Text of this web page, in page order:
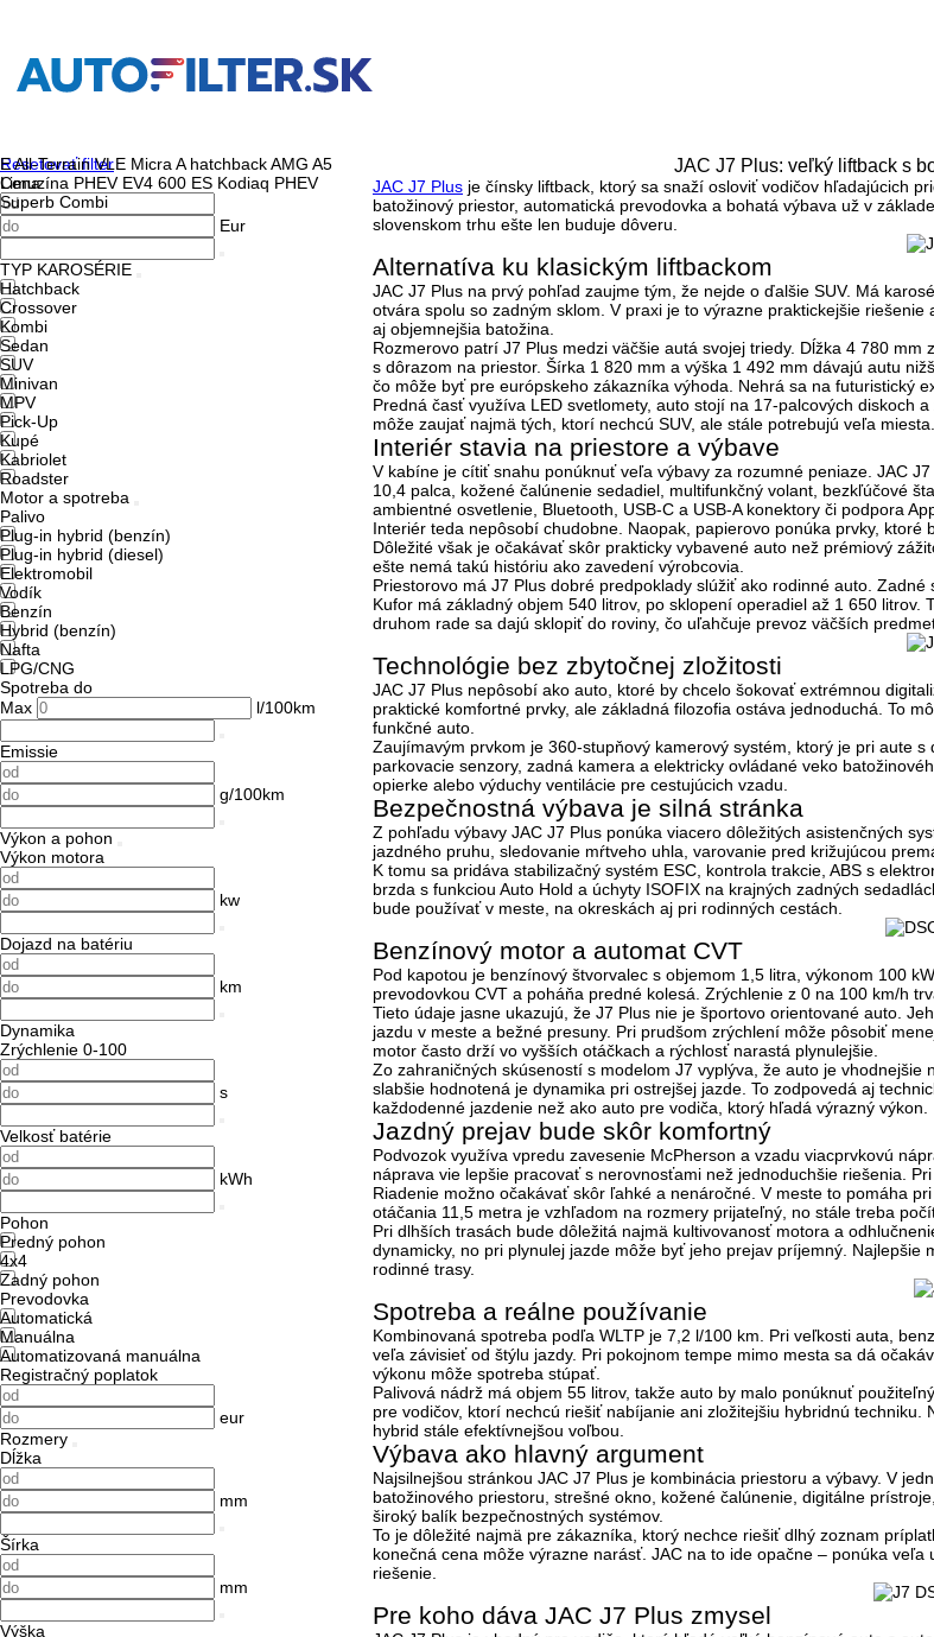
Resetovať filter
Cena
Eur
TYP KAROSÉRIE
Hatchback
Crossover
Kombi
Sedan
SUV
Minivan
MPV
Pick-Up
Kupé
Kabriolet
Roadster
Motor a spotreba
Palivo
Plug-in hybrid (benzín)
Plug-in hybrid (diesel)
Elektromobil
Vodík
Benzín
Hybrid (benzín)
Nafta
LPG/CNG
Spotreba do
Max
l/100km
Emissie
g/100km
Výkon a pohon
Výkon motora
kw
Dojazd na batériu
km
Dynamika
Zrýchlenie 0-100
s
Velkosť batérie
kWh
Pohon
Predný pohon
4x4
Zadný pohon
Prevodovka
Automatická
Manuálna
Automatizovaná manuálna
Registračný poplatok
eur
Rozmery
Dĺžka
mm
Šírka
mm
Výška
E All-Terrain VLE Micra A hatchback AMG A5
Limuzína PHEV EV4 600 ES Kodiaq PHEV
Superb Combi
JAC J7 Plus: veľký liftback s
JAC J7 Plus je čínsky liftback, ktorý sa snaží osloviť vodičov hľadajúcich
batožinový priestor, automatická prevodovka a bohatá výbava už v základe
slovenskom trhu ešte len buduje dôveru.
Alternatíva ku klasickým liftbackom
JAC J7 Plus na prvý pohľad zaujme tým, že nejde o ďalšie SUV. Má
otvára spolu so zadným sklom. V praxi je to výrazne praktickejšie
aj objemnejšia batožina.
Rozmerovo patrí J7 Plus medzi väčšie autá svojej triedy. Dĺžka 4 780 mm
s dôrazom na priestor. Šírka 1 820 mm a výška 1 492 mm dávajú autu
čo môže byť pre európskeho zákazníka výhoda. Nehrá sa na futuristický
Predná časť využíva LED svetlomety, auto stojí na 17-palcových diskoch
môže zaujať najmä tých, ktorí nechcú SUV, ale stále potrebujú veľa miesta.
Interiér stavia na priestore a výbave
V kabíne je cítiť snahu ponúknuť veľa výbavy za rozumné peniaze. JAC
10,4 palca , kožené čalúnenie sedadiel, multifunkčný volant, bezkľúčové
ambientné osvetlenie, Bluetooth, USB-C a USB-A konektory či podpora
Interiér teda nepôsobí chudobne. Naopak, papierovo ponúka prvky,
Dôležité však je očakávať skôr prakticky vybavené auto než prémiový
ešte nemá takú históriu ako zavedení výrobcovia.
Priestorovo má J7 Plus dobré predpoklady slúžiť ako rodinné auto.
Kufor má základný objem 540 litrov, po sklopení operadiel až 1 650 litrov.
druhom rade sa dajú sklopiť do roviny, čo uľahčuje prevoz väčších
Technológie bez zbytočnej zložitosti
JAC J7 Plus nepôsobí ako auto, ktoré by chcelo šokovať extrémnou
praktické komfortné prvky, ale základná filozofia ostáva jednoduchá. To
funkčné auto.
Zaujímavým prvkom je 360-stupňový kamerový systém , ktorý je pri aute
parkovacie senzory, zadná kamera a elektricky ovládané veko
opierke alebo výduchy ventilácie pre cestujúcich vzadu.
Bezpečnostná výbava je silná stránka
Z pohľadu výbavy JAC J7 Plus ponúka viacero dôležitých asistenčných
jazdného pruhu, sledovanie mŕtveho uhla, varovanie pred križujúcou
K tomu sa pridáva stabilizačný systém ESC, kontrola trakcie, ABS s
brzda s funkciou Auto Hold a úchyty ISOFIX na krajných zadných
bude používať v meste, na okreskách aj pri rodinných cestách.
Benzínový motor a automat CVT
Pod kapotou je benzínový štvorvalec s objemom 1,5 litra , výkonom 100
prevodovkou CVT a poháňa predné kolesá. Zrýchlenie z 0 na 100 km/h
Tieto údaje jasne ukazujú, že J7 Plus nie je športovo orientované auto.
jazdu v meste a bežné presuny. Pri prudšom zrýchlení môže pôsobiť
motor často drží vo vyšších otáčkach a rýchlosť narastá plynulejšie.
Zo zahraničných skúseností s modelom J7 vyplýva, že auto je
slabšie hodnotená je dynamika pri ostrejšej jazde. To zodpovedá aj
každodenné jazdenie než ako auto pre vodiča, ktorý hľadá výrazný výkon.
Jazdný prejav bude skôr komfortný
Podvozok využíva vpredu zavesenie McPherson a vzadu viacprvkovú
náprava vie lepšie pracovať s nerovnosťami než jednoduchšie riešenia.
Riadenie možno očakávať skôr ľahké a nenáročné. V meste to pomáha
otáčania 11,5 metra je vzhľadom na rozmery prijateľný, no stále treba
Pri dlhších trasách bude dôležitá najmä kultivovanosť motora a
dynamicky, no pri plynulej jazde môže byť jeho prejav príjemný. Najlepšie
rodinné trasy.
Spotreba a reálne používanie
Kombinovaná spotreba podľa WLTP je 7,2 l/100 km . Pri veľkosti auta,
veľa závisieť od štýlu jazdy. Pri pokojnom tempe mimo mesta sa dá
výkonu môže spotreba stúpať.
Palivová nádrž má objem 55 litrov, takže auto by malo ponúknuť
pre vodičov, ktorí nechcú riešiť nabíjanie ani zložitejšiu hybridnú
hybrid stále efektívnejšou voľbou.
Výbava ako hlavný argument
Najsilnejšou stránkou JAC J7 Plus je kombinácia priestoru a výbavy. V
batožinového priestoru, strešné okno, kožené čalúnenie, digitálne
široký balík bezpečnostných systémov.
To je dôležité najmä pre zákazníka, ktorý nechce riešiť dlhý zoznam
konečná cena môže výrazne narásť. JAC na to ide opačne – ponúka veľa
riešenie.
Pre koho dáva JAC J7 Plus zmysel